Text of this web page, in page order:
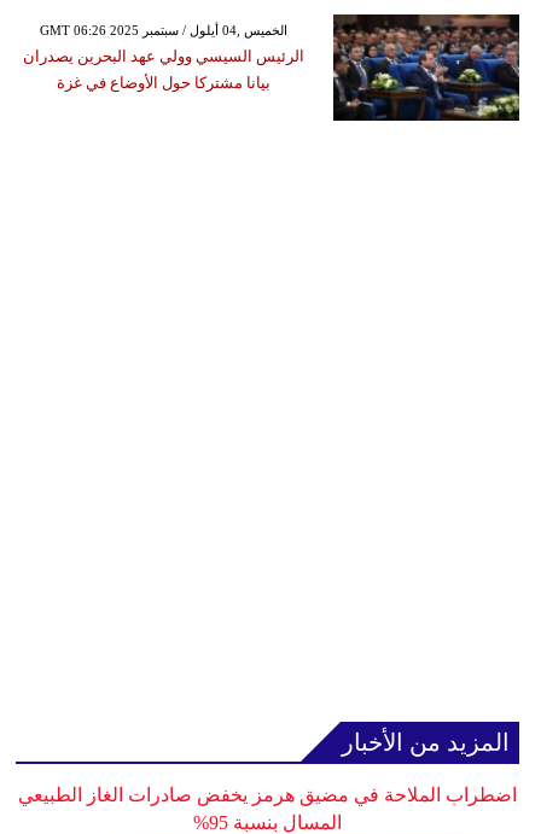
GMT 06:26 2025 الخميس ,04 أيلول / سبتمبر
الرئيس السيسي وولي عهد البحرين يصدران
بيانا مشتركا حول الأوضاع في غزة
المزيد من الأخبار
اضطراب الملاحة في مضيق هرمز يخفض صادرات الغاز الطبيعي
المسال بنسبة 95%